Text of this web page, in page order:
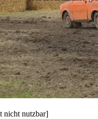
nicht nutzbar]